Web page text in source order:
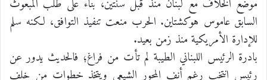
موضع الخلاف مع لبنان منذ قبل سنتين، بناء على طلب المبعوث
السابق عاموس هوكشتاين. الحرب منعت تنفيذ التوافق، لكنه سلم
للإدارة الأمريكية منذ زمن بعيد.
بادرة الرئيس اللبناني الطيبة لم تأت من فراغ؛ فالحديث يدور عن
رئيس انتخب رغم أنف المحور الشيعي ويتخذ خطوات من خلف